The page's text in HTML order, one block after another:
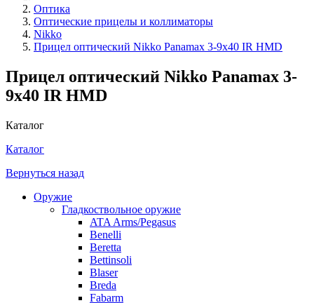
Оптика
Оптические прицелы и коллиматоры
Nikko
Прицел оптический Nikko Panamax 3-9x40 IR HMD
Прицел оптический Nikko Panamax 3-
9x40 IR HMD
Каталог
Каталог
Вернуться назад
Оружие
Гладкоствольное оружие
ATA Arms/Pegasus
Benelli
Beretta
Bettinsoli
Blaser
Breda
Fabarm